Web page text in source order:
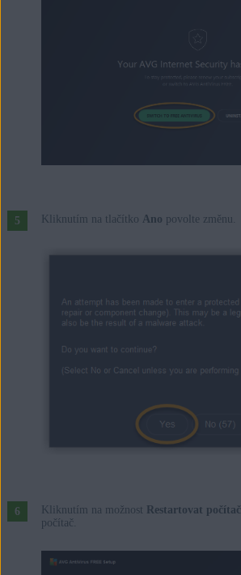
Kliknutím na tlačítko Ano povolte změnu.
Kliknutím na možnost Restartovat počítač
počítač.